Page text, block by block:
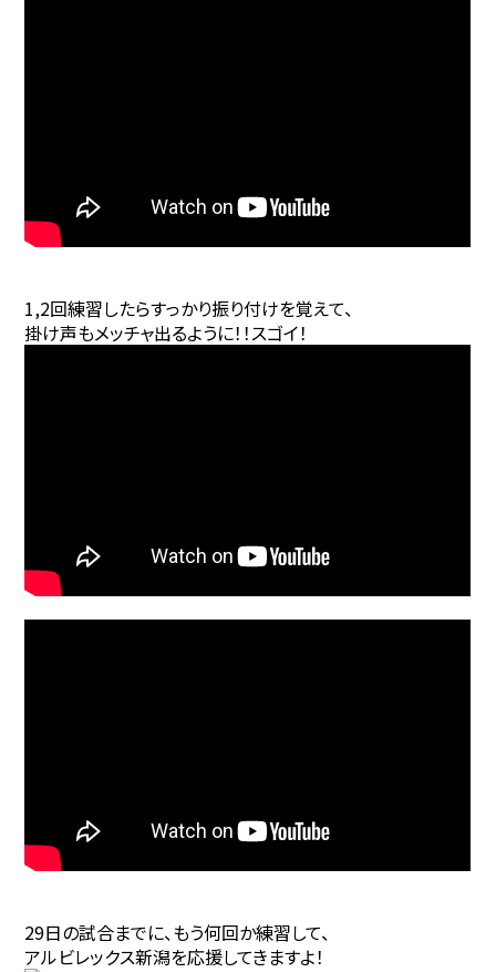
1,2回練習したらすっかり振り付けを覚えて、
掛け声もメッチャ出るように！！スゴイ！
29日の試合までに、もう何回か練習して、
アルビレックス新潟を応援してきますよ！